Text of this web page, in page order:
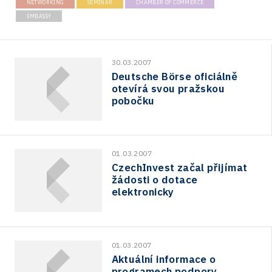
Road
Data services
Devices
R&D
Security
Technické vzdělávání
NETWORKING SEMINAR CHAMBER OF COMMERCE
EMBASSY
30.03.2007
Deutsche Börse oficiálně
otevírá svou pražskou
pobočku
01.03.2007
CzechInvest začal přijímat
žádosti o dotace
elektronicky
01.03.2007
Aktuální informace o